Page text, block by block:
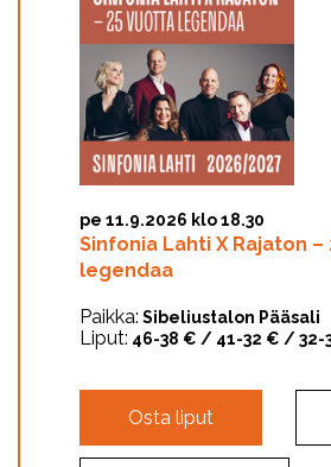
pe 11.9.2026 klo 18.30
Sinfonia Lahti X Rajaton –
legendaa
Paikka: Sibeliustalon Pääsali
Liput: 46-38 € / 41-32 € / 32-
Osta liput